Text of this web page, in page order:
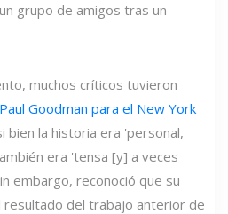
grupo de amigos tras un
muchos críticos tuvieron
Paul Goodman para el New York
bien la historia era 'personal,
era 'tensa [y] a veces
embargo, reconoció que su
resultado del trabajo anterior de